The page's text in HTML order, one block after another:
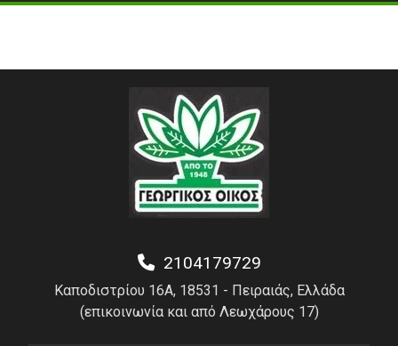
2104179729
Καποδιστρίου 16Α, 18531 - Πειραιάς, Ελλάδα
(επικοινωνία και από Λεωχάρους 17)